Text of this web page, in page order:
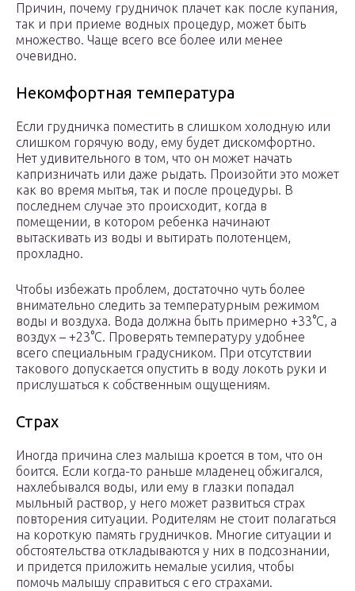
Причин, почему грудничок плачет как после купания,
так и при приеме водных процедур, может быть
множество. Чаще всего все более или менее
очевидно.
Некомфортная температура
Если грудничка поместить в слишком холодную или
слишком горячую воду, ему будет дискомфортно.
Нет удивительного в том, что он может начать
капризничать или даже рыдать. Произойти это может
как во время мытья, так и после процедуры. В
последнем случае это происходит, когда в
помещении, в котором ребенка начинают
вытаскивать из воды и вытирать полотенцем,
прохладно.
Чтобы избежать проблем, достаточно чуть более
внимательно следить за температурным режимом
воды и воздуха. Вода должна быть примерно +33°С, а
воздух – +23°С. Проверять температуру удобнее
всего специальным градусником. При отсутствии
такового допускается опустить в воду локоть руки и
прислушаться к собственным ощущениям.
Страх
Иногда причина слез малыша кроется в том, что он
боится. Если когда-то раньше младенец обжигался,
нахлебывался воды, или ему в глазки попадал
мыльный раствор, у него может развиться страх
повторения ситуации. Родителям не стоит полагаться
на короткую память грудничков. Многие ситуации и
обстоятельства откладываются у них в подсознании,
и придется приложить немалые усилия, чтобы
помочь малышу справиться с его страхами.